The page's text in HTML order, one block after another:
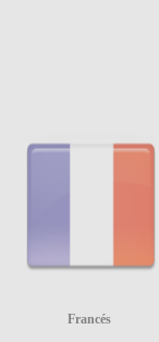
Francés